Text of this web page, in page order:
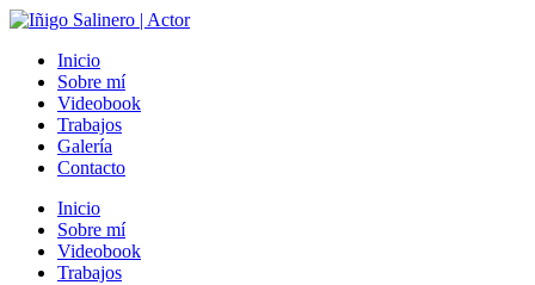
Inicio
Sobre mí
Videobook
Trabajos
Galería
Contacto
Inicio
Sobre mí
Videobook
Trabajos